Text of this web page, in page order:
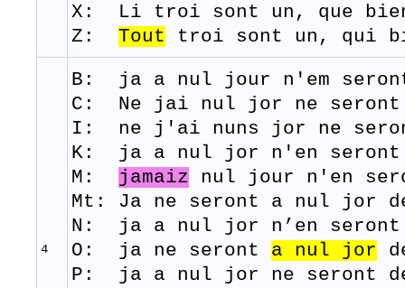
X: Li troi sont un, que
Z: Tout troi sont un, qui
4
B: j a a nul j our n'em
C: Ne jai nul jor ne
I: ne j'ai nuns jor ne
K: j a a nul j or n'en
seront
M: jamaiz nul j our n'en
Mt: Ja ne seront a nul jor
N: j a a nul j or n’en
seront
O: j a ne seront a nul jor
P: j a a nul j or ne seront